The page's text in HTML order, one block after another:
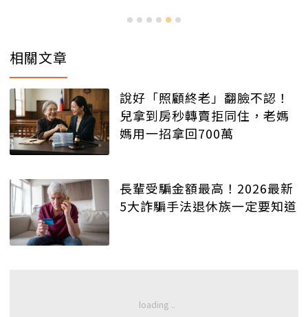
相關文章
說好「照顧終老」翻臉不認！
兒拿到房秒轉賣拒同住，老媽
媽用一招拿回700萬
長輩受騙金額最高！2026最新
5大詐騙手法退休族一定要知道